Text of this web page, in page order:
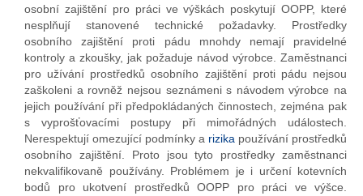
osobní zajištění pro práci ve výškách poskytují OOPP, které
nesplňují stanovené technické požadavky. Prostředky
osobního zajištění proti pádu mnohdy nemají pravidelné
kontroly a zkoušky, jak požaduje návod výrobce. Zaměstnanci
pro užívání prostředků osobního zajištění proti pádu nejsou
zaškoleni a rovněž nejsou seznámeni s návodem výrobce na
jejich používání při předpokládaných činnostech, zejména pak
s vyprošťovacími postupy při mimořádných událostech.
Nerespektují omezující podmínky a rizika používání prostředků
osobního zajištění. Proto jsou tyto prostředky zaměstnanci
nekvalifikovaně používány. Problémem je i určení kotevních
bodů pro ukotvení prostředků OOPP pro práci ve výšce.